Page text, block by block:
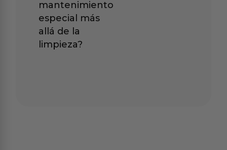
mantenimiento
especial más
allá de la
limpieza?